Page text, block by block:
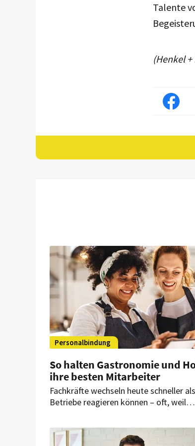
Talente
(Henkel
Personalbindung
So halten Gastronomie und
ihre besten Mitarbeiter
Fachkräfte wechseln heute schneller
Betriebe reagieren können – oft, weil
anderswo früher möglich sind. Wer
sichtbar macht, regelmäßig Feedback